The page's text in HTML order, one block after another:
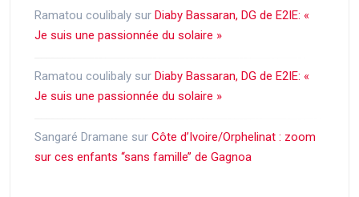
Ramatou coulibaly sur Diaby Bassaran, DG de E2IE: «
Je suis une passionnée du solaire »
Ramatou coulibaly sur Diaby Bassaran, DG de E2IE: «
Je suis une passionnée du solaire »
Sangaré Dramane sur Côte d’Ivoire/Orphelinat : zoom
sur ces enfants ‘‘sans famille’’ de Gagnoa